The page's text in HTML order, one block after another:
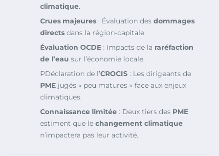
climatique.
Crues majeures : Évaluation des dommages
directs dans la région-capitale.
Évaluation OCDE : Impacts de la raréfaction
de l’eau sur l’économie locale.
PDéclaration de l’CROCIS : Les dirigeants de
PME jugés « peu matures » face aux enjeux
climatiques.
Connaissance limitée : Deux tiers des PME
estiment que le changement climatique
n’impactera pas leur activité.